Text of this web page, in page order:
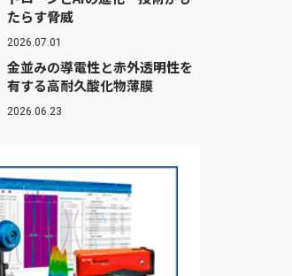
たらす脅威
2026.07.01
金並みの導電性と赤外透明性を
有する高耐久酸化物薄膜
2026.06.23